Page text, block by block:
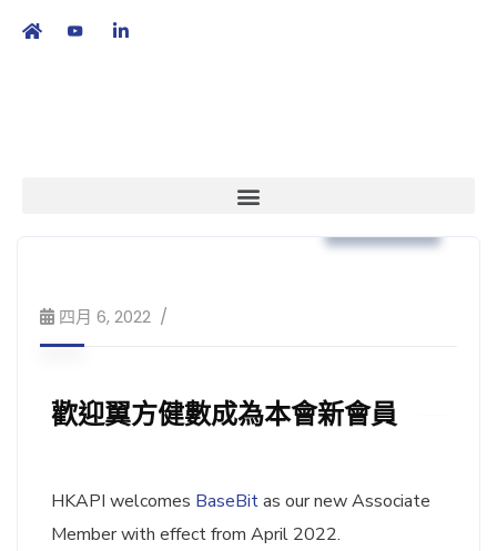
四月 6, 2022
歡迎翼方健數成為本會新會員
HKAPI welcomes BaseBitas our new Associate
Member with effect from April 2022.